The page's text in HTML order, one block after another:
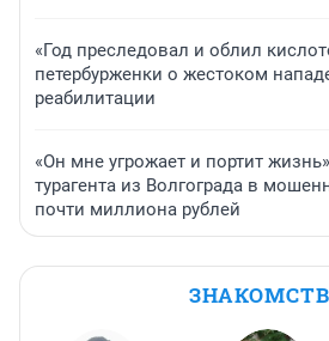
«Год преследовал и облил
петербурженки о жестоком
реабилитации
«Он мне угрожает и портит
турагента из Волгограда в
почти миллиона рублей